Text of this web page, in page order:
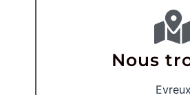
Nous
Evreux